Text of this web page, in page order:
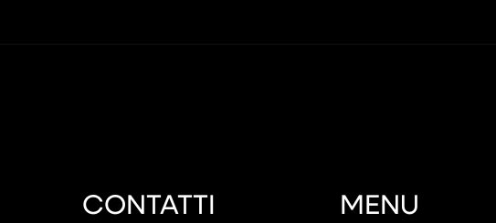
CONTATTI MENU